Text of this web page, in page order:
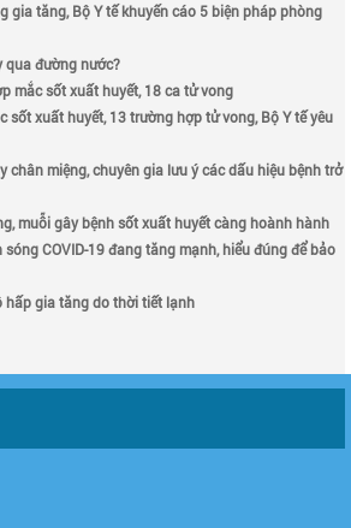
gia tăng, Bộ Y tế khuyến cáo 5 biện pháp phòng
qua đường nước?
mắc sốt xuất huyết, 18 ca tử vong
sốt xuất huyết, 13 trường hợp tử vong, Bộ Y tế yêu
chân miệng, chuyên gia lưu ý các dấu hiệu bệnh trở
muỗi gây bệnh sốt xuất huyết càng hoành hành
COVID-19 đang tăng mạnh, hiểu đúng để bảo
hấp gia tăng do thời tiết lạnh